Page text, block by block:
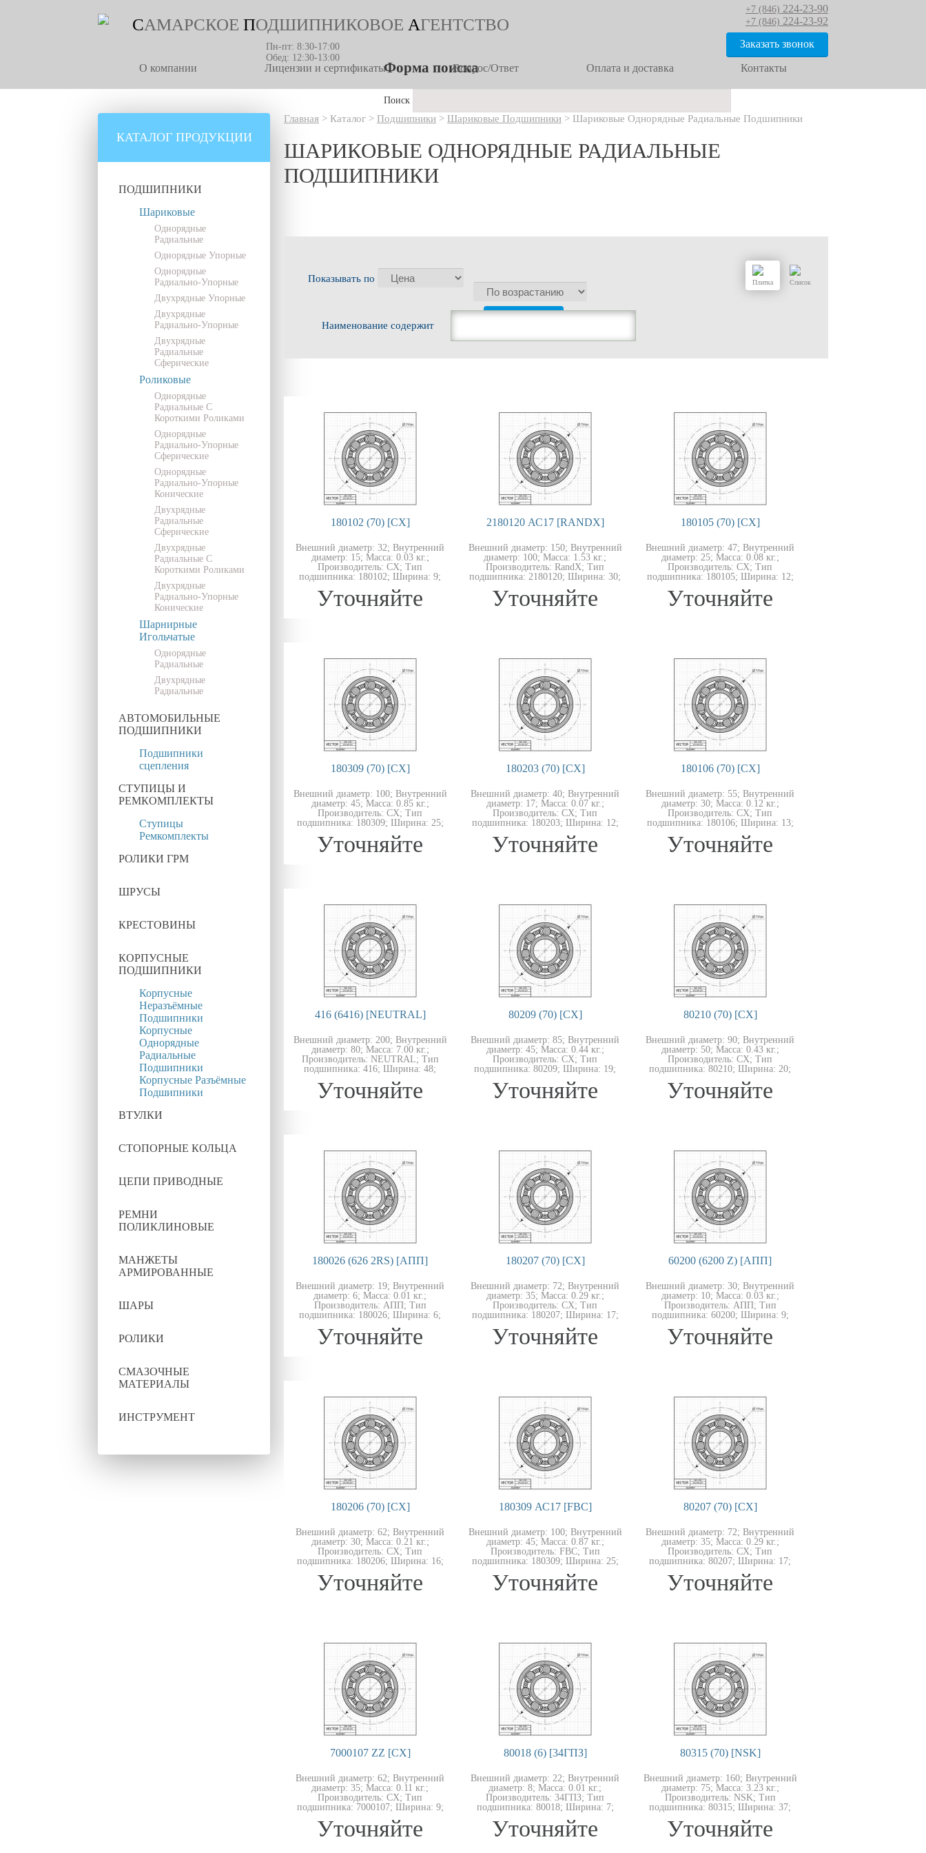
САМАРСКОЕ ПОДШИПНИКОВОЕ АГЕНТСТВО
Пн-пт: 8:30-17:00
Обед: 12:30-13:00
Форма поиска
Поиск
О компании Лицензии и сертификаты Вопрос/Ответ Оплата и доставка Контакты
+7 (846) 224-23-90
+7 (846) 224-23-92
Заказать звонок
КАТАЛОГ ПРОДУКЦИИ
ПОДШИПНИКИ
Шариковые
Однорядные
Радиальные
Однорядные Упорные
Однорядные
Радиально-Упорные
Двухрядные Упорные
Двухрядные
Радиально-Упорные
Двухрядные
Радиальные
Сферические
Роликовые
Однорядные
Радиальные С
Короткими Роликами
Однорядные
Радиально-Упорные
Сферические
Однорядные
Радиально-Упорные
Конические
Двухрядные
Радиальные
Сферические
Двухрядные
Радиальные С
Короткими Роликами
Двухрядные
Радиально-Упорные
Конические
Шарнирные
Игольчатые
Однорядные
Радиальные
Двухрядные
Радиальные
АВТОМОБИЛЬНЫЕ
ПОДШИПНИКИ
Подшипники
сцепления
СТУПИЦЫ И
РЕМКОМПЛЕКТЫ
Ступицы
Ремкомплекты
РОЛИКИ ГРМ
ШРУСЫ
КРЕСТОВИНЫ
КОРПУСНЫЕ
ПОДШИПНИКИ
Корпусные
Неразъёмные
Подшипники
Корпусные
Однорядные
Радиальные
Подшипники
Корпусные Разъёмные
Подшипники
ВТУЛКИ
СТОПОРНЫЕ КОЛЬЦА
ЦЕПИ ПРИВОДНЫЕ
РЕМНИ
ПОЛИКЛИНОВЫЕ
МАНЖЕТЫ
АРМИРОВАННЫЕ
ШАРЫ
РОЛИКИ
СМАЗОЧНЫЕ
МАТЕРИАЛЫ
ИНСТРУМЕНТ
Главная > Каталог > Подшипники > Шариковые Подшипники > Шариковые Однорядные Радиальные Подшипники
ШАРИКОВЫЕ ОДНОРЯДНЫЕ РАДИАЛЬНЫЕ
ПОДШИПНИКИ
Плитка Список
Наименование содержит
Показывать по
180102 (70) [CX]
Внешний диаметр: 32; Внутренний
диаметр: 15; Масса: 0.03 кг.;
Производитель: CX; Тип
подшипника: 180102; Ширина: 9;
Уточняйте
2180120 АС17 [RANDX]
Внешний диаметр: 150; Внутренний
диаметр: 100; Масса: 1.53 кг.;
Производитель: RandX; Тип
подшипника: 2180120; Ширина: 30;
Уточняйте
180105 (70) [CX]
Внешний диаметр: 47; Внутренний
диаметр: 25; Масса: 0.08 кг.;
Производитель: CX; Тип
подшипника: 180105; Ширина: 12;
Уточняйте
180309 (70) [CX]
Внешний диаметр: 100; Внутренний
диаметр: 45; Масса: 0.85 кг.;
Производитель: CX; Тип
подшипника: 180309; Ширина: 25;
Уточняйте
180203 (70) [CX]
Внешний диаметр: 40; Внутренний
диаметр: 17; Масса: 0.07 кг.;
Производитель: CX; Тип
подшипника: 180203; Ширина: 12;
Уточняйте
180106 (70) [CX]
Внешний диаметр: 55; Внутренний
диаметр: 30; Масса: 0.12 кг.;
Производитель: CX; Тип
подшипника: 180106; Ширина: 13;
Уточняйте
416 (6416) [NEUTRAL]
Внешний диаметр: 200; Внутренний
диаметр: 80; Масса: 7.00 кг.;
Производитель: NEUTRAL; Тип
подшипника: 416; Ширина: 48;
Уточняйте
80209 (70) [CX]
Внешний диаметр: 85; Внутренний
диаметр: 45; Масса: 0.44 кг.;
Производитель: CX; Тип
подшипника: 80209; Ширина: 19;
Уточняйте
80210 (70) [CX]
Внешний диаметр: 90; Внутренний
диаметр: 50; Масса: 0.43 кг.;
Производитель: CX; Тип
подшипника: 80210; Ширина: 20;
Уточняйте
180026 (626 2RS) [АПП]
Внешний диаметр: 19; Внутренний
диаметр: 6; Масса: 0.01 кг.;
Производитель: АПП; Тип
подшипника: 180026; Ширина: 6;
Уточняйте
180207 (70) [CX]
Внешний диаметр: 72; Внутренний
диаметр: 35; Масса: 0.29 кг.;
Производитель: CX; Тип
подшипника: 180207; Ширина: 17;
Уточняйте
60200 (6200 Z) [АПП]
Внешний диаметр: 30; Внутренний
диаметр: 10; Масса: 0.03 кг.;
Производитель: АПП; Тип
подшипника: 60200; Ширина: 9;
Уточняйте
180206 (70) [CX]
Внешний диаметр: 62; Внутренний
диаметр: 30; Масса: 0.21 кг.;
Производитель: CX; Тип
подшипника: 180206; Ширина: 16;
Уточняйте
180309 АС17 [FBC]
Внешний диаметр: 100; Внутренний
диаметр: 45; Масса: 0.87 кг.;
Производитель: FBC; Тип
подшипника: 180309; Ширина: 25;
Уточняйте
80207 (70) [CX]
Внешний диаметр: 72; Внутренний
диаметр: 35; Масса: 0.29 кг.;
Производитель: CX; Тип
подшипника: 80207; Ширина: 17;
Уточняйте
7000107 ZZ [CX]
Внешний диаметр: 62; Внутренний
диаметр: 35; Масса: 0.11 кг.;
Производитель: CX; Тип
подшипника: 7000107; Ширина: 9;
Уточняйте
80018 (6) [34ГПЗ]
Внешний диаметр: 22; Внутренний
диаметр: 8; Масса: 0.01 кг.;
Производитель: 34ГПЗ; Тип
подшипника: 80018; Ширина: 7;
Уточняйте
80315 (70) [NSK]
Внешний диаметр: 160; Внутренний
диаметр: 75; Масса: 3.23 кг.;
Производитель: NSK; Тип
подшипника: 80315; Ширина: 37;
Уточняйте